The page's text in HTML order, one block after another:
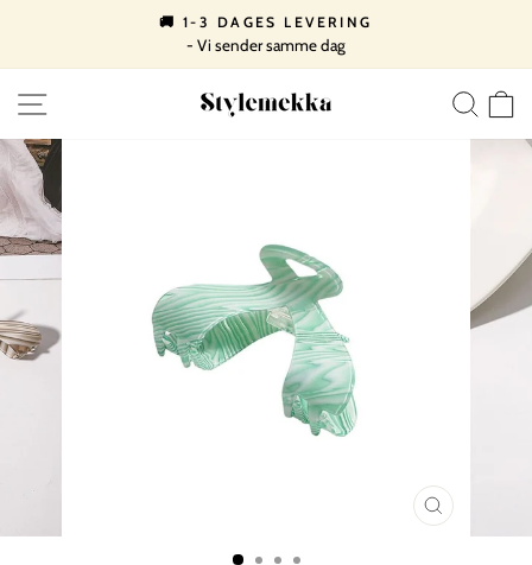
indhold
Pause
🚚 1-3 DAGES LEVERING
- Vi sender samme dag
SIDE NAVIGATION
LUK
MODUL